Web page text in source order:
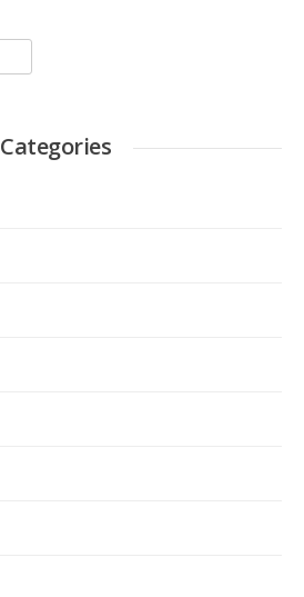
Categories